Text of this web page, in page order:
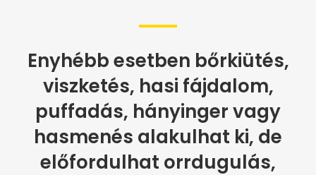
Enyhébb esetben bőrkiütés,
viszketés, hasi fájdalom,
puffadás, hányinger vagy
hasmenés alakulhat ki, de
előfordulhat orrdugulás,